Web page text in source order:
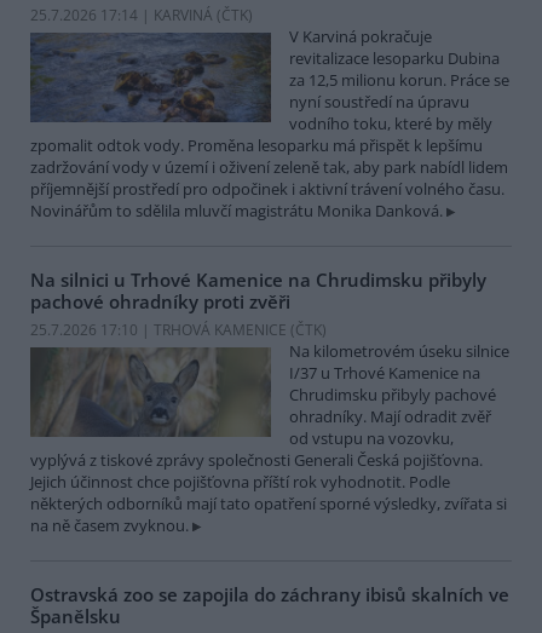
25.7.2026 17:14 | KARVINÁ (ČTK)
V Karviná pokračuje
revitalizace lesoparku Dubina
za 12,5 milionu korun. Práce se
nyní soustředí na úpravu
vodního toku, které by měly
zpomalit odtok vody. Proměna lesoparku má přispět k lepšímu
zadržování vody v území i oživení zeleně tak, aby park nabídl lidem
příjemnější prostředí pro odpočinek i aktivní trávení volného času.
Novinářům to sdělila mluvčí magistrátu Monika Danková.
Na silnici u Trhové Kamenice na Chrudimsku přibyly
pachové ohradníky proti zvěři
25.7.2026 17:10 | TRHOVÁ KAMENICE (ČTK)
Na kilometrovém úseku silnice
I/37 u Trhové Kamenice na
Chrudimsku přibyly pachové
ohradníky. Mají odradit zvěř
od vstupu na vozovku,
vyplývá z tiskové zprávy společnosti Generali Česká pojišťovna.
Jejich účinnost chce pojišťovna příští rok vyhodnotit. Podle
některých odborníků mají tato opatření sporné výsledky, zvířata si
na ně časem zvyknou.
Ostravská zoo se zapojila do záchrany ibisů skalních ve
Španělsku